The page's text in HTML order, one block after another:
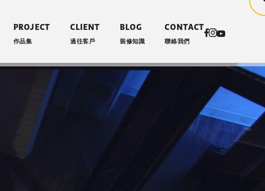
PROJECT
作品集
CLIENT
過往客戶
BLOG
裝修知識
CONTACT
聯絡我們